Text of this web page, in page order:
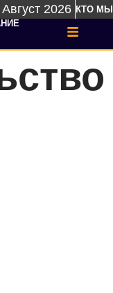
2026 КТО МЫ